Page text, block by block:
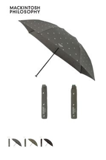
レディース
カテゴリー
ブランド
価格の高い
順
価格の低い
人気順
売上点数順
お気に入り
向け
X